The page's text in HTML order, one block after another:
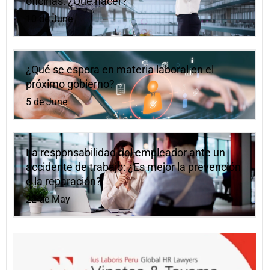
10 de June
¿Qué se espera en materia laboral en el
próximo gobierno?
5 de June
La responsabilidad del empleador ante un
accidente de trabajo: ¿Es mejor la prevención
o la reparación?
22 de May